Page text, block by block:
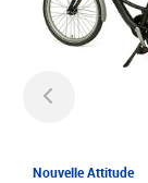
Nouvelle Attitude